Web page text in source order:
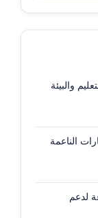
والبيئة
الناعمة
لدعم